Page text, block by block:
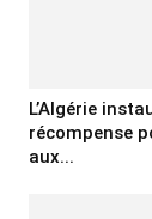
L’Algérie
récompense
aux...